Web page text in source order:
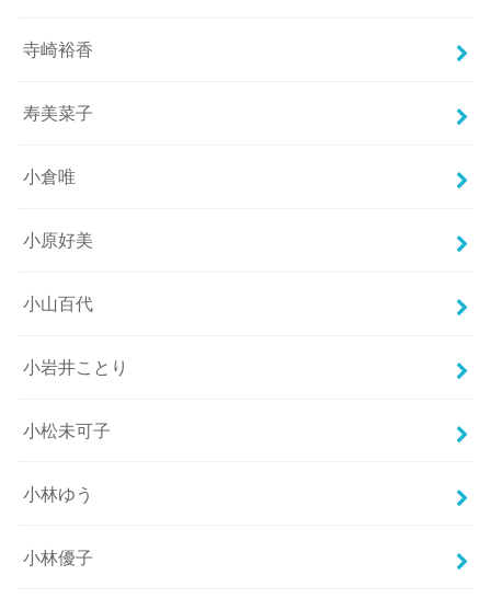
寺崎裕香
寿美菜子
小倉唯
小原好美
小山百代
小岩井ことり
小松未可子
小林ゆう
小林優子